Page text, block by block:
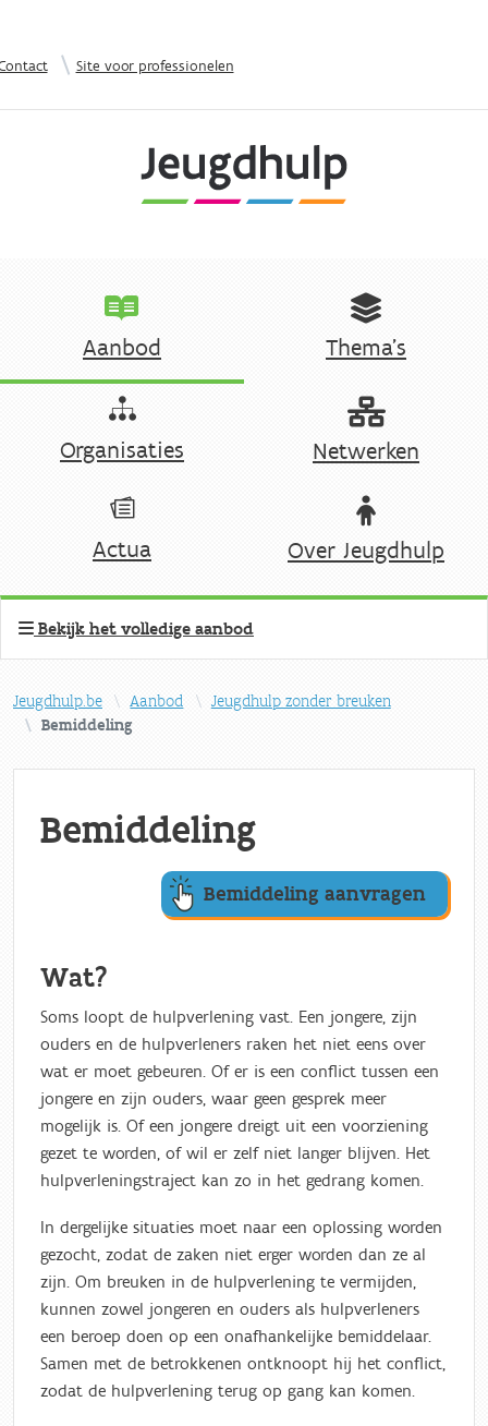
| Site voor professionelen
Aanbod Thema's
Organisaties Netwerken
Actua Over Jeugdhulp
Bekijk het volledige aanbod
Jeugdhulp.be Aanbod
Jeugdhulp zonder breuken
Bemiddeling
Bemiddeling
Bemiddeling aanvragen
Wat?
Soms loopt de hulpverlening vast. Een jongere, zijn
ouders en de hulpverleners raken het niet eens over
wat er moet gebeuren. Of er is een conflict tussen een
jongere en zijn ouders, waar geen gesprek meer
mogelijk is. Of een jongere dreigt uit een voorziening
gezet te worden, of wil er zelf niet langer blijven. Het
hulpverleningstraject kan zo in het gedrang komen.
In dergelijke situaties moet naar een oplossing worden
gezocht, zodat de zaken niet erger worden dan ze al
zijn. Om breuken in de hulpverlening te vermijden,
kunnen zowel jongeren en ouders als hulpverleners
een beroep doen op een onafhankelijke bemiddelaar.
Samen met de betrokkenen ontknoopt hij het conflict,
zodat de hulpverlening terug op gang kan komen.